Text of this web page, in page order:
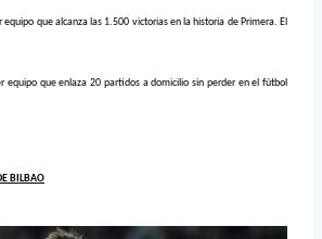
equipo que alcanza las 1.500 victorias en la historia de Primera. El
equipo que enlaza 20 partidos a domicilio sin perder en el fútbol
BILBAO